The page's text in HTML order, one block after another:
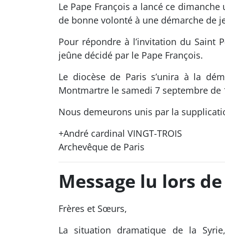
Le Pape François a lancé ce
de bonne volonté à une démarche de
Pour répondre à l’invitation du Saint
jeûne décidé par le Pape François.
Le diocèse de Paris s’unira à la
Montmartre le samedi 7 septembre de
Nous demeurons unis par la
+André cardinal VINGT-TROIS
Archevêque de Paris
Message lu lors
Frères et Sœurs,
La situation dramatique de la